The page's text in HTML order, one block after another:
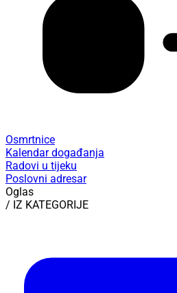
Osmrtnice
Kalendar događanja
Radovi u tijeku
Poslovni adresar
Oglas
/ IZ KATEGORIJE